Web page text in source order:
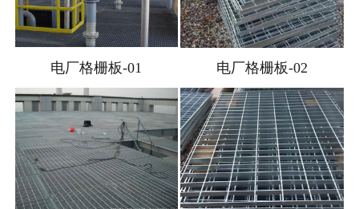
电厂格栅板-01 电厂格栅板-02